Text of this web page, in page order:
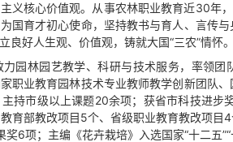
义核心价值观。从事农林职业教育近30年，
国育才初心使命，坚持教书与育人、言传
好人生观、价值观，铸就大国“三农”情怀。
力园林园艺教学、科研与技术服务，率领团
职业教育园林技术专业教师教学创新团队
持市级以上课题20余项；获省市科技进步
育部教改项目5个、省级职业教育教改项目
6项；主编《花卉栽培》入选国家“十二五